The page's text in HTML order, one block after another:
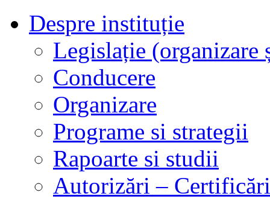
Despre instituție
Legislație
Conducere
Organizare
Programe si strategii
Rapoarte si studii
Autorizări –